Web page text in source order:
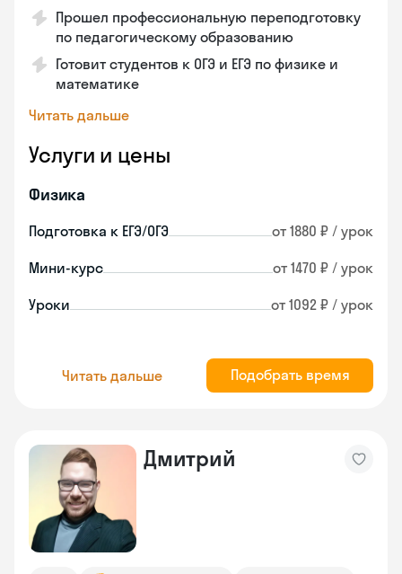
Прошел профессиональную переподготовку
по педагогическому образованию
Готовит студентов к ОГЭ и ЕГЭ по физике и
математике
Читать дальше
Услуги и цены
Физика
Подготовка к ЕГЭ/ОГЭ от 1880 ₽ / урок
Мини-курс от 1470 ₽ / урок
Уроки от 1092 ₽ / урок
Читать дальше Подобрать время
Дмитрий